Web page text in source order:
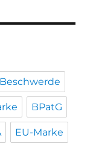
Beschwerde
BPatG
EU-Marke